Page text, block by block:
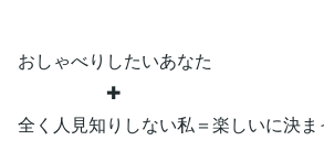
おしゃべりしたいあなた
✚
全く人見知りしない私＝楽しいに決